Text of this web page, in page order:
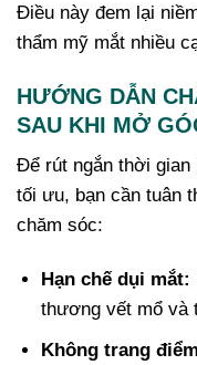
Điều này đem lại
thẩm mỹ mắt nhiều
HƯỚNG DẪN
SAU KHI MỞ
Để rút ngắn thời gian
tối ưu, bạn cần tuân
chăm sóc:
Hạn chế dụi mắt:
thương vết mổ và
Không trang